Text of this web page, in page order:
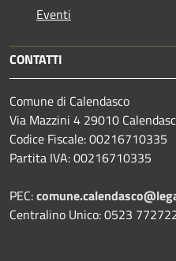
Eventi
CONTATTI
Comune di Calendasco
Via Mazzini 4 29010
Codice Fiscale: 00216710335
Partita IVA: 00216710335
PEC:
Centralino Unico: 0523